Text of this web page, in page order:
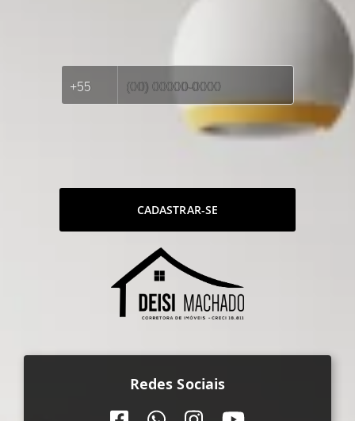
CADASTRAR-SE
Redes Sociais